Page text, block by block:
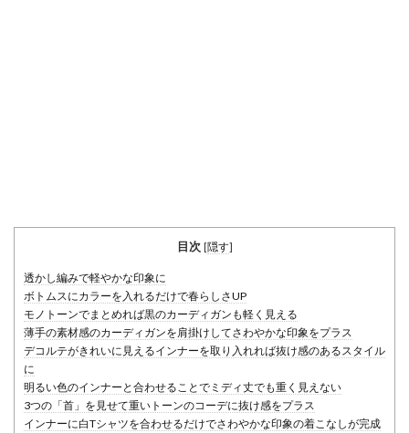
目次 [隠す]
透かし編みで軽やかな印象に
ボトムスにカラーを入れるだけで春らしさUP
モノトーンでまとめれば黒のカーディガンも軽く見える
薄手の素材感のカーディガンを肩掛けしてさわやかな印象をプラス
デコルテがきれいに見えるインナーを取り入れれば抜け感のあるスタイル
に
明るい色のインナーと合わせることでミディ丈でも重く見えない
3つの「首」を見せて重いトーンのコーデに抜け感をプラス
インナーに白Tシャツを合わせるだけでさわやかな印象の着こなしが完成